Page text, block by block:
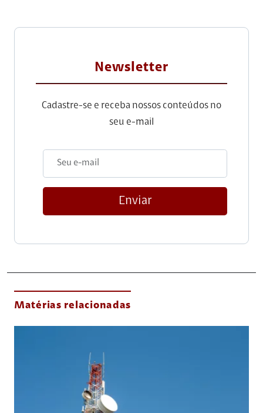
Newsletter
Cadastre-se e receba nossos conteúdos no
seu e-mail
Enviar
Matérias relacionadas